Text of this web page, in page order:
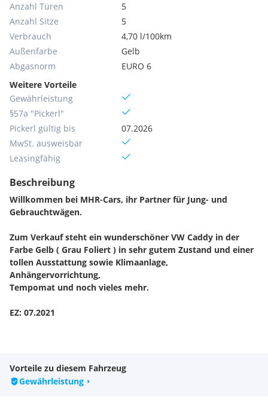
Anzahl Türen
5
Anzahl Sitze
5
Verbrauch
4,70 l/100km
Außenfarbe
Gelb
Abgasnorm
EURO 6
Weitere Vorteile
Gewährleistung
§57a "Pickerl"
Pickerl gültig bis
07.2026
MwSt. ausweisbar
Leasingfähig
Beschreibung
Willkommen bei MHR-Cars, ihr Partner für Jung- und
Gebrauchtwägen.
Zum Verkauf steht ein wunderschöner VW Caddy in der
Farbe Gelb ( Grau Foliert ) in sehr gutem Zustand und einer
tollen Ausstattung sowie Klimaanlage,
Anhängervorrichtung,
Tempomat und noch vieles mehr.
EZ: 07.2021
Antriebsart: Frontantrieb
Getriebe 6-Gang
Servolenkung elektronisch gesteuert (Servotronic)
Vorteile zu diesem Fahrzeug
Gewährleistung